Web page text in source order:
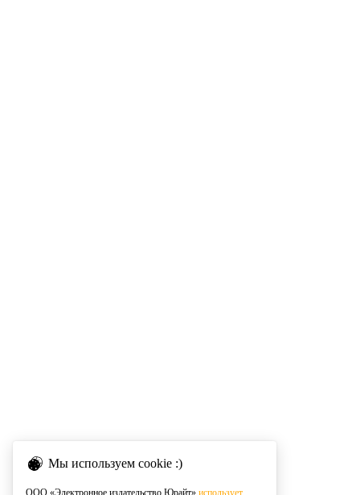
Мы используем cookie :)
ООО «Электронное издательство Юрайт» использует